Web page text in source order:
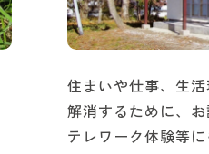
住まいや仕事、生
解消するために、お
テレワーク体験等に